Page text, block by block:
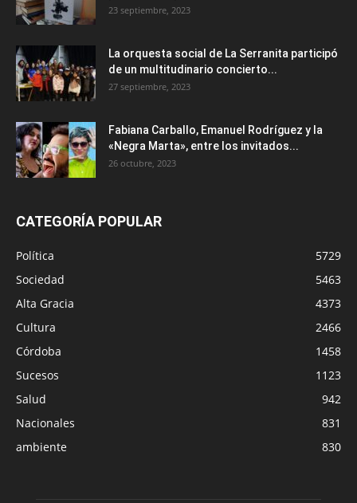
23 septiembre, 2023
La orquesta social de La Serranita participó
de un multitudinario concierto...
27 septiembre, 2023
Fabiana Carballo, Emanuel Rodríguez y la
«Negra Marta», entre los invitados...
26 octubre, 2023
CATEGORÍA POPULAR
Política
5729
Sociedad
5463
Alta Gracia
4373
Cultura
2466
Córdoba
1458
Sucesos
1123
Salud
942
Nacionales
831
ambiente
830